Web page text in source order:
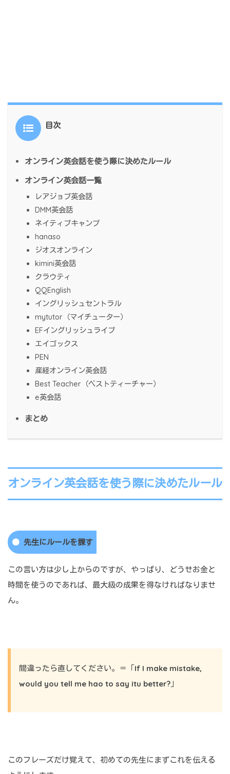
目次
オンライン英会話を使う際に決めたルール
オンライン英会話一覧
レアジョブ英会話
DMM英会話
ネイティブキャンプ
hanaso
ジオスオンライン
kimini英会話
クラウティ
QQEnglish
イングリッシュセントラル
mytutor（マイチューター）
EFイングリッシュライブ
エイゴックス
PEN
産経オンライン英会話
Best Teacher（ベストティーチャー）
e英会話
まとめ
オンライン英会話を使う際に決めたルール
先生にルールを課す
この言い方は少し上からのですが、やっぱり、どうせお金と
時間を使うのであれば、最大級の成果を得なければなりませ
ん。
間違ったら直してください。＝「 If I make mistake,
would you tell me hao to say itu better? 」
このフレーズだけ覚えて、初めての先生にまずこれを伝える